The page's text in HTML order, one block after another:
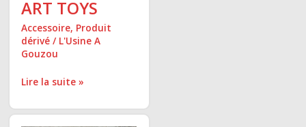
ART TOYS
Accessoire, Produit
dérivé / L'Usine A
Gouzou
Lire la suite »